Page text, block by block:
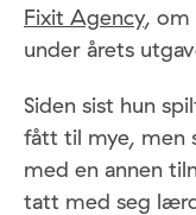
Fixit Agency, om
under årets
Siden sist hun
fått til mye, men
med en annen
tatt med seg